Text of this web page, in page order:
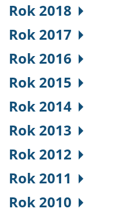
Rok 2018
Rok 2017
Rok 2016
Rok 2015
Rok 2014
Rok 2013
Rok 2012
Rok 2011
Rok 2010